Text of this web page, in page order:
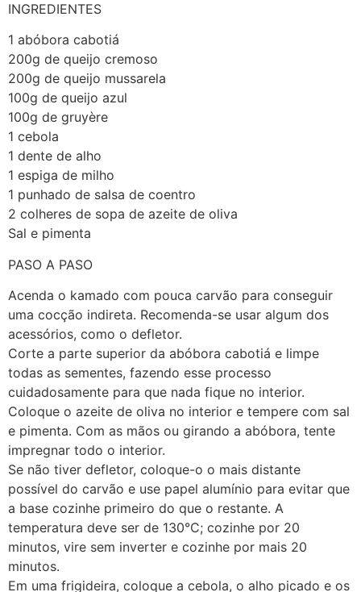
INGREDIENTES
1 abóbora cabotiá
200g de queijo cremoso
200g de queijo mussarela
100g de queijo azul
100g de gruyère
1 cebola
1 dente de alho
1 espiga de milho
1 punhado de salsa de coentro
2 colheres de sopa de azeite de oliva
Sal e pimenta
PASO A PASO
Acenda o kamado com pouca carvão para conseguir
uma cocção indireta. Recomenda-se usar algum dos
acessórios, como o defletor.
Corte a parte superior da abóbora cabotiá e limpe
todas as sementes, fazendo esse processo
cuidadosamente para que nada fique no interior.
Coloque o azeite de oliva no interior e tempere com sal
e pimenta. Com as mãos ou girando a abóbora, tente
impregnar todo o interior.
Se não tiver defletor, coloque-o o mais distante
possível do carvão e use papel alumínio para evitar que
a base cozinhe primeiro do que o restante. A
temperatura deve ser de 130°C; cozinhe por 20
minutos, vire sem inverter e cozinhe por mais 20
minutos.
Em uma frigideira, coloque a cebola, o alho picado e os